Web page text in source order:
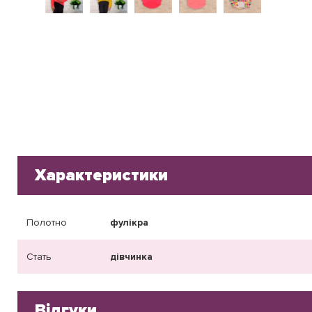
Характеристики
Полотно фулікра
Стать дівчинка